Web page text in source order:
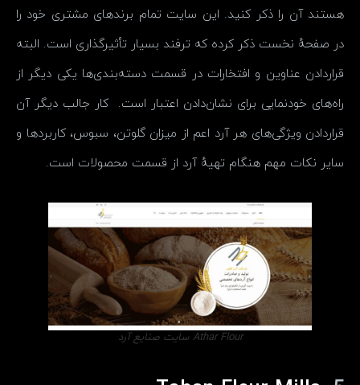
هستند آن را ذکر کنید. این سایت تمام برندهای مشتری خود را
در صفحهٔ نخست ذکر کرده که ترفند بسیار تأثیرگذاری است. البته
قراردادن عناوین و افتخارات در قسمت دسته‌بندی‌ها یکی دیگر از
راه‌های خودنمایی برای نشان‌دادن اعتبار است. کار جالب دیگر آن
قراردادن ویژگی‌های هر آرد اعم از میزان گلوتن، سبوس، کاربردها و
سایر نکات مهم هنگام تهیهٔ آرد از قسمت محصولات است.
Athar Flour سایت صنایع آرد